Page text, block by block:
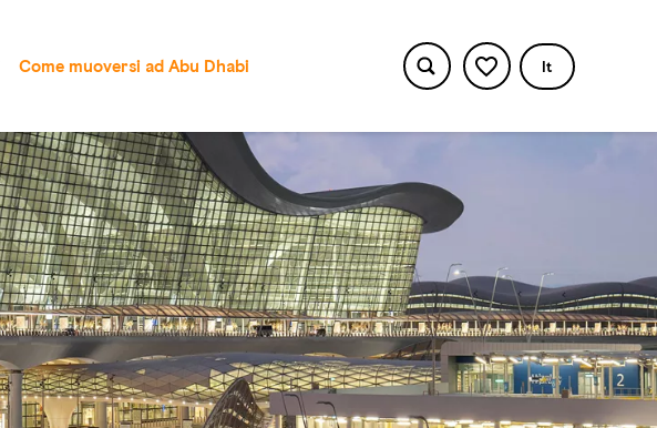
Come muoversi ad Abu Dhabi It